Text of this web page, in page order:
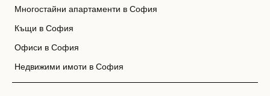
Многостайни апартаменти в София
Къщи в София
Офиси в София
Недвижими имоти в София